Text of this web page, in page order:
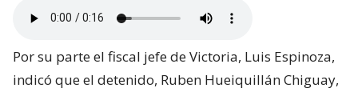
Por su parte el fiscal jefe de Victoria, Luis Espinoza,
indicó que el detenido, Ruben Hueiquillán Chiguay,